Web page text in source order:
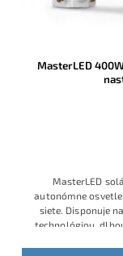
MasterLED
MasterLED
autonómne
siete. Disponuje
technológiou,